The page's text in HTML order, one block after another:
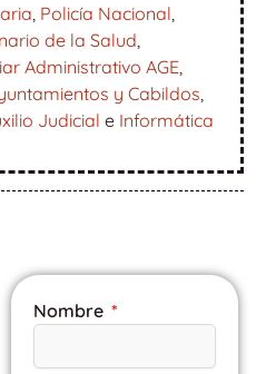
, Policía Nacional,
de la Salud,
Administrativo AGE,
y Cabildos,
Judicial e Informática
Nombre